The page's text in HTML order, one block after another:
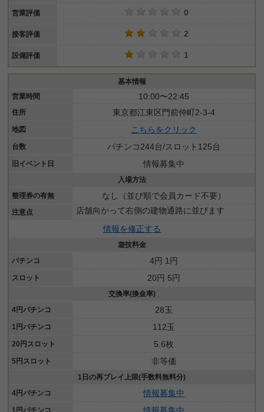
営業評価 0
接客評価 2
設備評価 1
基本情報
営業時間
10:00〜22:45
住所 東京都江東区門前仲町2-3-4
地図 こちらをクリック
台数 パチンコ244台/スロット125台
旧イベント日 情報募集中
入場方法
整理券の有無
なし（並び順で会員カード不要）
注意点
店舗向かって右側の建物通路に並びます
情報を修正する
遊技料金
パチンコ
4円 1円
スロット 20円 5円
交換率(換金率)
4円パチンコ
28玉
1円パチンコ 112玉
20円スロット 5.6枚
5円スロット 非等価
1日の再プレイ上限(手数料無料分)
4円パチンコ
情報募集中
1円パチンコ